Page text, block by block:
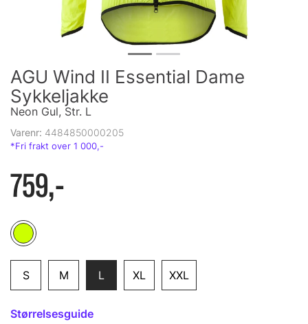
AGU Wind II Essential Dame
Sykkeljakke
Neon Gul, Str. L
Varenr: 4484850000205
759,-
S M L XL XXL
Størrelsesguide